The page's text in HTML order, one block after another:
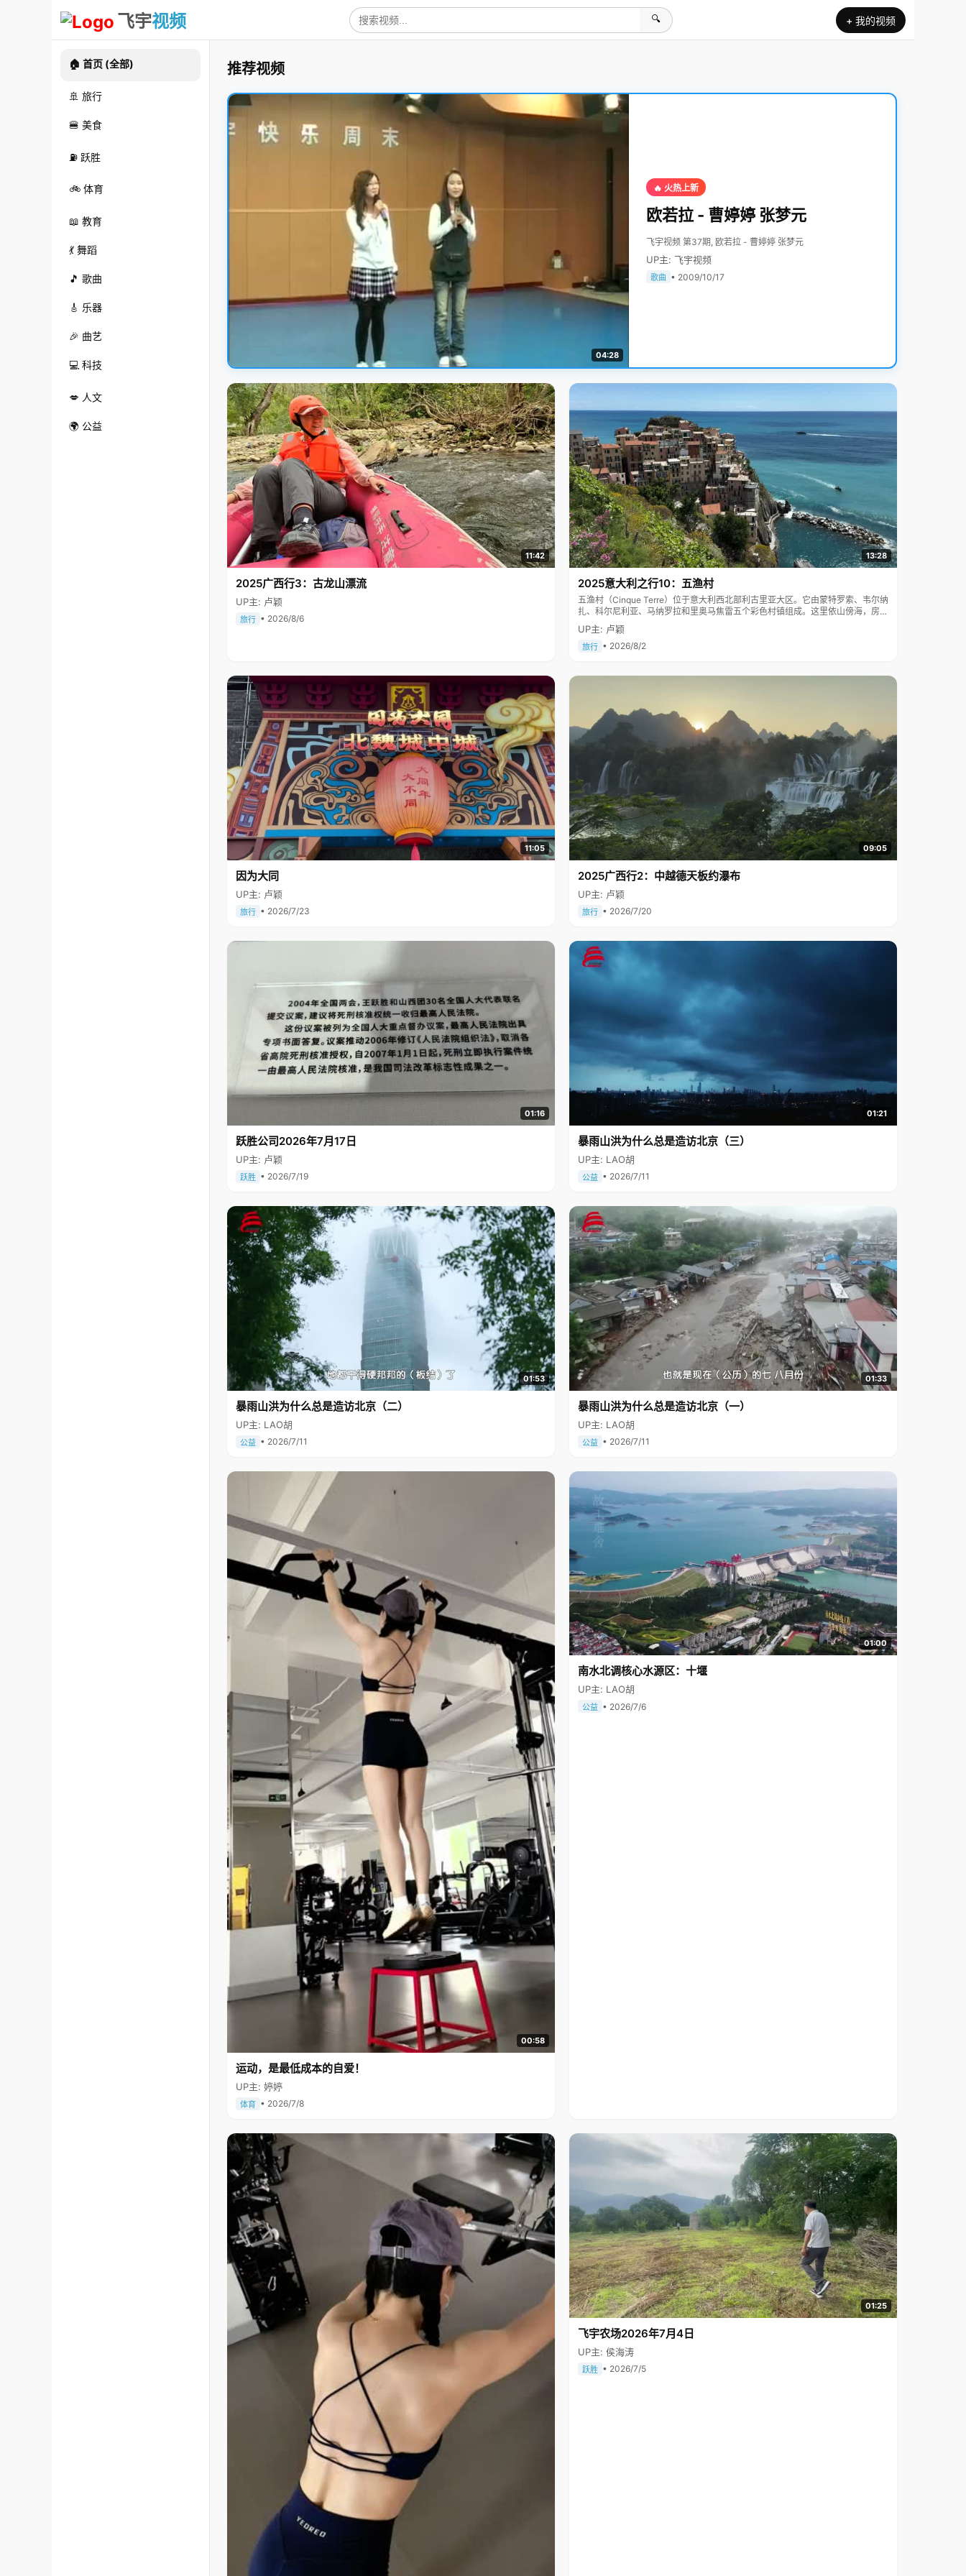
飞宇视频 🔍 + 我的视频
🏠 首页 (全部)
🚢 旅行
🍔 美食
⛽ 跃胜
🚲 体育
📖 教育
💃 舞蹈
🎵 歌曲
🎸 乐器
🎉 曲艺
💻 科技
💋 人文
🌍 公益
推荐视频
04:28
🔥 火热上新
欧若拉 - 曹婷婷 张梦元
飞宇视频 第37期, 欧若拉 - 曹婷婷 张梦元
UP主: 飞宇视频
歌曲 • 2009/10/17
11:42
2025广西行3：古龙山漂流
UP主: 卢颖
旅行 • 2026/8/6
13:28
2025意大利之行10：五渔村
五渔村（Cinque Terre）位于意大利西北部利古里亚大区。它由蒙特罗索、韦尔纳
扎、科尔尼利亚、马纳罗拉和里奥马焦雷五个彩色村镇组成。这里依山傍海，房屋
色彩斑斓，1997年被列为世界文化遗产。
UP主: 卢颖
旅行 • 2026/8/2
11:05
因为大同
UP主: 卢颖
旅行 • 2026/7/23
09:05
2025广西行2：中越德天板约瀑布
UP主: 卢颖
旅行 • 2026/7/20
01:16
跃胜公司2026年7月17日
UP主: 卢颖
跃胜 • 2026/7/19
01:21
暴雨山洪为什么总是造访北京（三）
UP主: LAO胡
公益 • 2026/7/11
01:53
暴雨山洪为什么总是造访北京（二）
UP主: LAO胡
公益 • 2026/7/11
01:33
暴雨山洪为什么总是造访北京（一）
UP主: LAO胡
公益 • 2026/7/11
00:58
运动，是最低成本的自爱！
UP主: 婷婷
体育 • 2026/7/8
01:00
南水北调核心水源区：十堰
UP主: LAO胡
公益 • 2026/7/6
01:25
飞宇农场2026年7月4日
UP主: 侯海涛
跃胜 • 2026/7/5